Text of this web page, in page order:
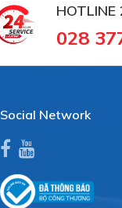
HOTLINE
028
Social Network